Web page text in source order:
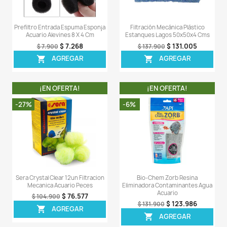
- La espuma de filtración es segura para mascotas
está hecha sin colorantes.
LA COMPRA INCLUYE:
- 1 Espuma negra de 35PPI de tamaño 25CMs x 25CMs
Comentarios (0)
Sea el primero en escribir una reseña
OTROS PRODUCTOS DE LA
CATEGORIA